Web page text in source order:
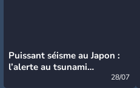
Puissant séisme au Japon :
l’alerte au tsunami
28/07